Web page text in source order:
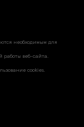
необходимым для
работы веб-сайта.
cookies.